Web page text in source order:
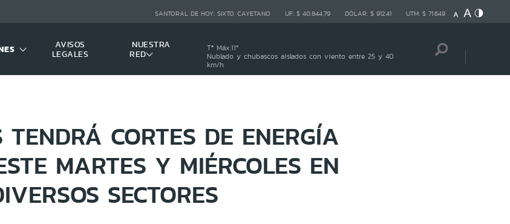
SANTORAL DE HOY: SIXTO, CAYETANO UF: $ 40.844,79 DÓLAR: $ 912,41 UTM: $ 71.649
AVISOS
LEGALES
NUESTRA
RED
Tª Máx:11º
Nublado y chubascos aislados con viento entre 25 y 40
km/h
TENDRÁ CORTES DE ENERGÍA
MARTES Y MIÉRCOLES EN
SECTORES